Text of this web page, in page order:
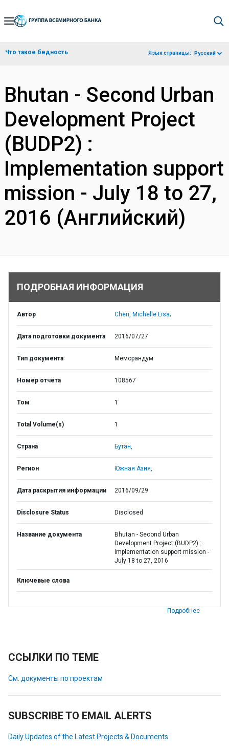
Skip
Navigation
Что такое бедность Язык страницы: Русский
Bhutan - Second Urban
Development Project
(BUDP2) :
Implementation support
mission - July 18 to 27,
2016 (Английский)
ПОДРОБНАЯ ИНФОРМАЦИЯ
Автор Chen, Michelle Lisa;
Дата подготовки документа 2016/07/27
Тип документа Меморандум
Номер отчета 108567
Том 1
Total Volume(s) 1
Страна Бутан,
Регион Южная Азия,
Дата раскрытия информации 2016/09/29
Disclosure Status Disclosed
Название документа
Bhutan - Second Urban
Development Project (BUDP2) :
Implementation support mission -
July 18 to 27, 2016
Ключевые слова
Подробнее
ССЫЛКИ ПО ТЕМЕ
См. документы по проектам
SUBSCRIBE TO EMAIL ALERTS
Daily Updates of the Latest Projects & Documents